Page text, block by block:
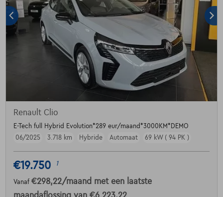
Renault Clio
E-Tech full Hybrid Evolution*289 eur/maand*3000KM*DEMO
06/2025
3.718 km Hybride Automaat 69 kW ( 94 PK )
€19.750 1
Vanaf €298,22/maand met een laatste